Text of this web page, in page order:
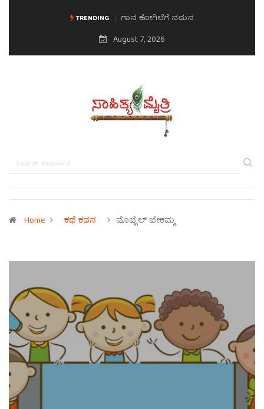
TRENDING ಗಾನ ಕೋಗಿಲೆಗೆ ನಮನ
August 7, 2026
Home ಕಥೆ ಕವನ ಮೊಬೈಲ್ ಬೇಕಮ್ಮ